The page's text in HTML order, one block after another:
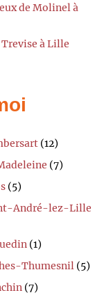
de Molinel à
à Lille
(12)
(7)
(5)
André-lez-Lille
(1)
Thumesnil (5)
(7)